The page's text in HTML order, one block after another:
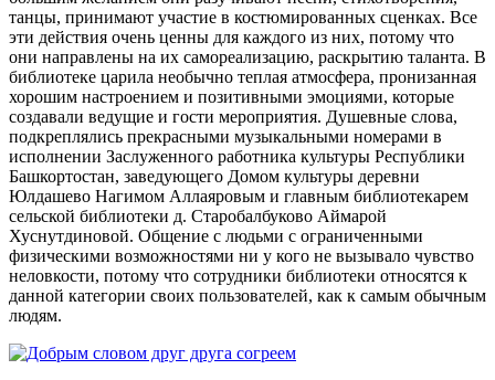
танцы, принимают участие в костюмированных сценках. Все
эти действия очень ценны для каждого из них, потому что
они направлены на их самореализацию, раскрытию таланта. В
библиотеке царила необычно теплая атмосфера, пронизанная
хорошим настроением и позитивными эмоциями, которые
создавали ведущие и гости мероприятия. Душевные слова,
подкреплялись прекрасными музыкальными номерами в
исполнении Заслуженного работника культуры Республики
Башкортостан, заведующего Домом культуры деревни
Юлдашево Нагимом Аллаяровым и главным библиотекарем
сельской библиотеки д. Старобалбуково Аймарой
Хуснутдиновой. Общение с людьми с ограниченными
физическими возможностями ни у кого не вызывало чувство
неловкости, потому что сотрудники библиотеки относятся к
данной категории своих пользователей, как к самым обычным
людям.